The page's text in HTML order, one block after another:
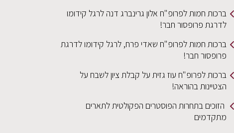
ברכות חמות לפרופ"ח אלון גרינברג דנה לרגל קידומו
לדרגת פרופסור חבר!
ברכות חמות לפרופ"ח שאדי פרח, לרגל קידומו לדרגת
פרופסור חבר!
ברכות לפרופ"ח עוז גזית על קבלת ציון לשבח על
הצטיינות בהוראה!
הזוכים בתחרות הפוסטרים הפקולטית לתארים
מתקדמים